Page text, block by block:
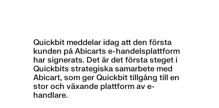
Quickbit meddelar idag att den första
kunden på Abicarts e-handelsplattform
har signerats. Det är det första steget i
Quickbits strategiska samarbete med
Abicart, som ger Quickbit tillgång till en
stor och växande plattform av e-
handlare.